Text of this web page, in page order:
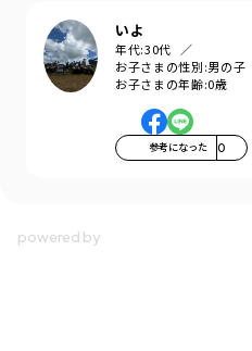
いよ
年代:30代
お子さまの性別:男の子
お子さまの年齢:0歳
参考になった 0
ブランド